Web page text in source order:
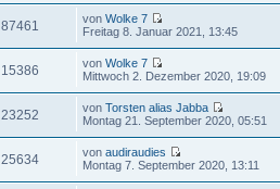
87461 vonWolke 7
Freitag 8. Januar 2021, 13:45
15386 vonWolke 7
Mittwoch 2. Dezember 2020, 19:09
23252 vonTorsten alias Jabba
Montag 21. September 2020, 05:51
25634 vonaudiraudies
Montag 7. September 2020, 13:11